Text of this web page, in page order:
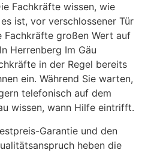
Fachkräfte wissen, wie
ist, vor verschlossener Tür
Fachkräfte großen Wert auf
Herrenberg Im Gäu
in der Regel bereits
ein. Während Sie warten,
telefonisch auf dem
wissen, wann Hilfe eintrifft.
Garantie und den
heben die